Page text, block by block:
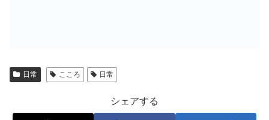
日常 こころ 日常
シェアする